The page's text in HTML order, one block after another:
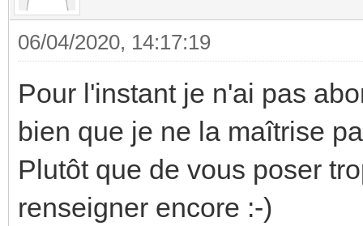
06/04/2020, 14:17:19
Pour l'instant je n'ai pas
bien que je ne la maîtrise
Plutôt que de vous poser
renseigner encore :-)